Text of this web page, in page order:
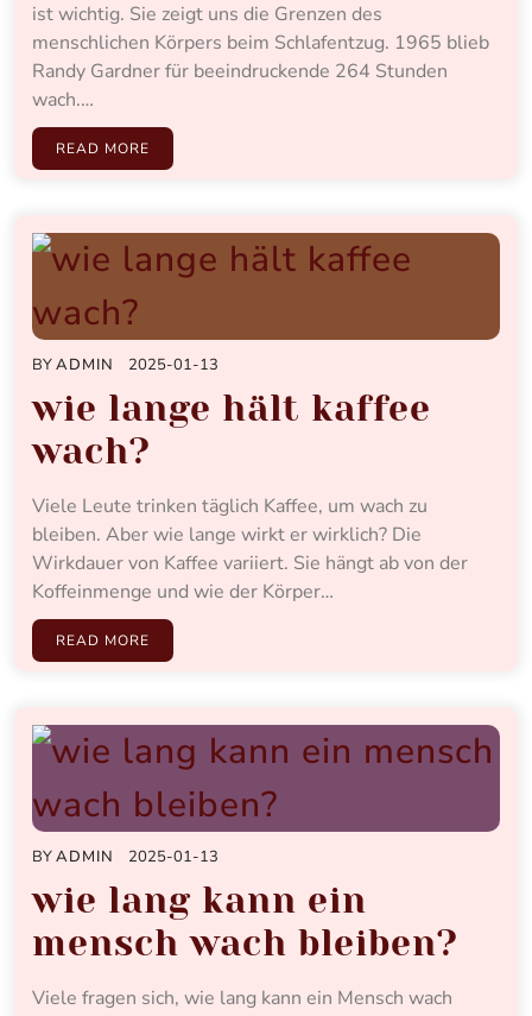
ist wichtig. Sie zeigt uns die Grenzen des
menschlichen Körpers beim Schlafentzug. 1965 blieb
Randy Gardner für beeindruckende 264 Stunden
wach.…
READ MORE
BYADMIN 2025-01-13
wie lange hält kaffee
wach?
Viele Leute trinken täglich Kaffee, um wach zu
bleiben. Aber wie lange wirkt er wirklich? Die
Wirkdauer von Kaffee variiert. Sie hängt ab von der
Koffeinmenge und wie der Körper…
READ MORE
BYADMIN 2025-01-13
wie lang kann ein
mensch wach bleiben?
Viele fragen sich, wie lang kann ein Mensch wach